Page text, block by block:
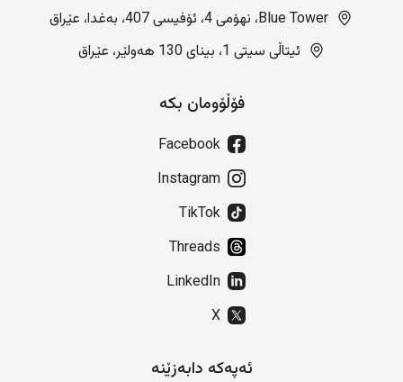
Blue Tower، نهۆمی 4، ئۆفیسی 407، بەغدا، عێراق
ئیتاڵی سیتی 1، بینای 130 هەولێر، عێراق
فۆڵۆومان بکە
Facebook
Instagram
TikTok
Threads
LinkedIn
X
ئەپەکە دابەزێنە